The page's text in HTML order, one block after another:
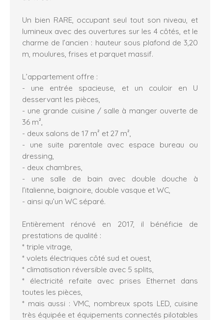
Un bien RARE, occupant seul tout son niveau, et
lumineux avec des ouvertures sur les 4 côtés, et le
charme de l’ancien : hauteur sous plafond de 3,20
m, moulures, frises et parquet massif.
L’appartement offre :
- une entrée spacieuse, et un couloir en U
desservant les pièces,
- une grande cuisine / salle à manger ouverte de
36 m²,
- deux salons de 17 m² et 27 m²,
- une suite parentale avec espace bureau ou
dressing,
- deux chambres,
- une salle de bain avec double douche à
l’italienne, baignoire, double vasque et WC,
- ainsi qu’un WC séparé.
Entièrement rénové en 2017, il bénéficie de
prestations de qualité :
* triple vitrage,
* volets électriques côté sud et ouest,
* climatisation réversible avec 5 splits,
* électricité refaite avec prises Ethernet dans
toutes les pièces,
* mais aussi : VMC, nombreux spots LED, cuisine
très équipée et équipements connectés pilotables